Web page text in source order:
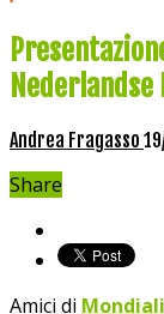
Andrea Fragasso
Share
Amici di